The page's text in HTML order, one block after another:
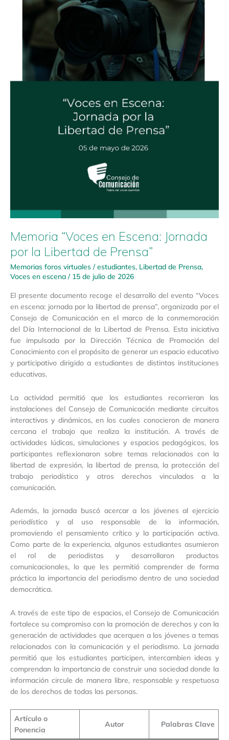
Memoria “Voces en Escena: Jornada
por la Libertad de Prensa”
Memorias foros virtuales /estudiantes, Libertad de Prensa,
Voces en escena / 15 de julio de 2026
El presente documento recoge el desarrollo del evento “Voces
en escena: jornada por la libertad de prensa”, organizada por el
Consejo de Comunicación en el marco de la conmemoración
del Día Internacional de la Libertad de Prensa. Esta iniciativa
fue impulsada por la Dirección Técnica de Promoción del
Conocimiento con el propósito de generar un espacio educativo
y participativo dirigido a estudiantes de distintas instituciones
educativas.
La actividad permitió que los estudiantes recorrieran las
instalaciones del Consejo de Comunicación mediante circuitos
interactivos y dinámicos, en los cuales conocieron de manera
cercana el trabajo que realiza la institución. A través de
actividades lúdicas, simulaciones y espacios pedagógicos, los
participantes reflexionaron sobre temas relacionados con la
libertad de expresión, la libertad de prensa, la protección del
trabajo periodístico y otros derechos vinculados a la
comunicación.
Además, la jornada buscó acercar a los jóvenes al ejercicio
periodístico y al uso responsable de la información,
promoviendo el pensamiento crítico y la participación activa.
Como parte de la experiencia, algunos estudiantes asumieron
el rol de periodistas y desarrollaron productos
comunicacionales, lo que les permitió comprender de forma
práctica la importancia del periodismo dentro de una sociedad
democrática.
A través de este tipo de espacios, el Consejo de Comunicación
fortalece su compromiso con la promoción de derechos y con la
generación de actividades que acerquen a los jóvenes a temas
relacionados con la comunicación y el periodismo. La jornada
permitió que los estudiantes participen, intercambien ideas y
comprendan la importancia de construir una sociedad donde la
información circule de manera libre, responsable y respetuosa
de los derechos de todas las personas.
Artículo o
Ponencia
Autor Palabras Clave
Libertad